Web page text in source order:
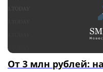
От 3 млн рублей: